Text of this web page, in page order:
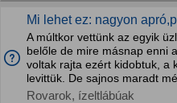
Mi lehet ez: nagyon
A múltkor vettünk az egyik
belőle de mire másnap enni
voltak rajta ezért kidobtuk, a
levittük. De sajnos maradt
Rovarok, ízeltlábúak